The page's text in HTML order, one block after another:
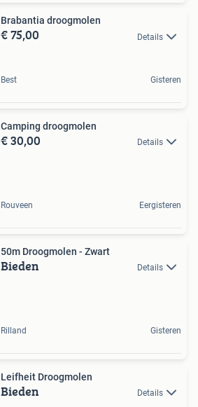
Brabantia droogmolen
€ 75,00 Details
Best Gisteren
Camping droogmolen
€ 30,00 Details
Rouveen Eergisteren
50m Droogmolen - Zwart
Bieden Details
Rilland Gisteren
Leifheit Droogmolen
Bieden Details